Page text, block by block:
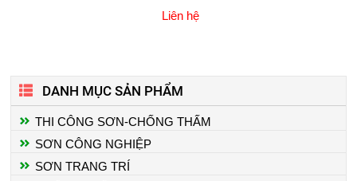
Liên hệ
DANH MỤC SẢN PHẨM
THI CÔNG SƠN-CHỐNG THẤM
SƠN CÔNG NGHIỆP
SƠN TRANG TRÍ